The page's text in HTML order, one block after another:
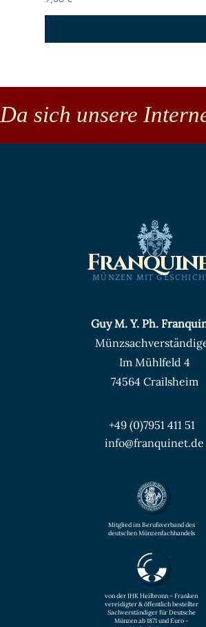
Da sich unsere
MÜNZEN MIT
Guy M. Y. Ph.
Im Mühlfeld 4
74564 Crailsheim
+49 (0)7951 411 51
info@franquinet.de
Mitglied im Berufsverband des
deutschen Münzenfachhandels
von der IHK Heilbronn – Franken
vereidigter & öffentlich bestellter
Sachverständiger für Deutsche
Münzen ab 1871 und Euro -